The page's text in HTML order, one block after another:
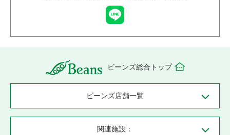
ビーンズ総合トップ
ビーンズ店舗一覧
関連施設：